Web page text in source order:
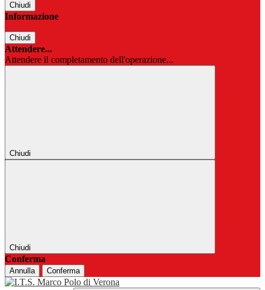
Chiudi
Informazione
Chiudi
Attendere...
Attendere il completamento dell'operazione...
Chiudi
Chiudi
Conferma
Annulla Conferma